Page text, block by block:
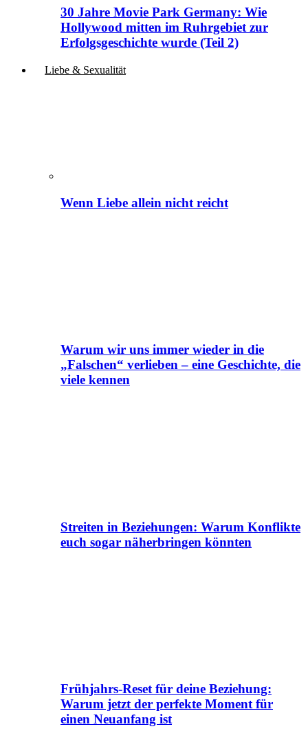
30 Jahre Movie Park Germany: Wie
Hollywood mitten im Ruhrgebiet zur
Erfolgsgeschichte wurde (Teil 2)
Liebe & Sexualität
Wenn Liebe allein nicht reicht
Warum wir uns immer wieder in die
„Falschen“ verlieben – eine Geschichte, die
viele kennen
Streiten in Beziehungen: Warum Konflikte
euch sogar näherbringen könnten
Frühjahrs-Reset für deine Beziehung:
Warum jetzt der perfekte Moment für
einen Neuanfang ist